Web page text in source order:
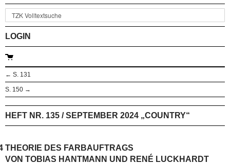
LOGIN
← S. 131
S. 150 →
HEFT NR. 135 / SEPTEMBER 2024 „COUNTRY“
THEORIE DES FARBAUFTRAGS
VON TOBIAS HANTMANN UND RENÉ LUCKHARDT